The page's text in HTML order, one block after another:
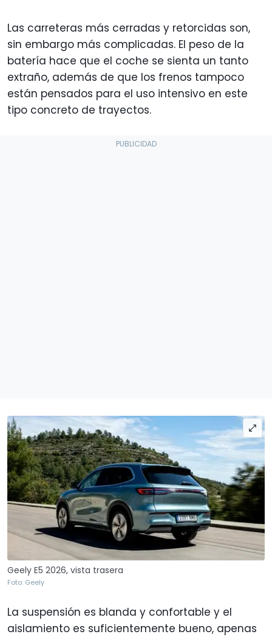
Las carreteras más cerradas y retorcidas son,
sin embargo más complicadas. El peso de la
batería hace que el coche se sienta un tanto
extraño, además de que los frenos tampoco
están pensados para el uso intensivo en este
tipo concreto de trayectos.
Geely E5 2026, vista trasera
Foto: Geely
La suspensión es blanda y confortable y el
aislamiento es suficientemente bueno, apenas